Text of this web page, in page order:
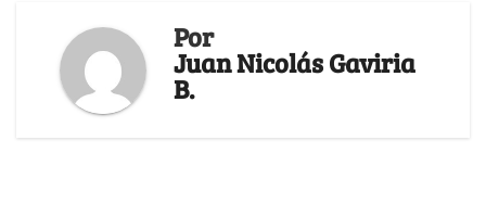
Por
Juan Nicolás Gaviria
B.